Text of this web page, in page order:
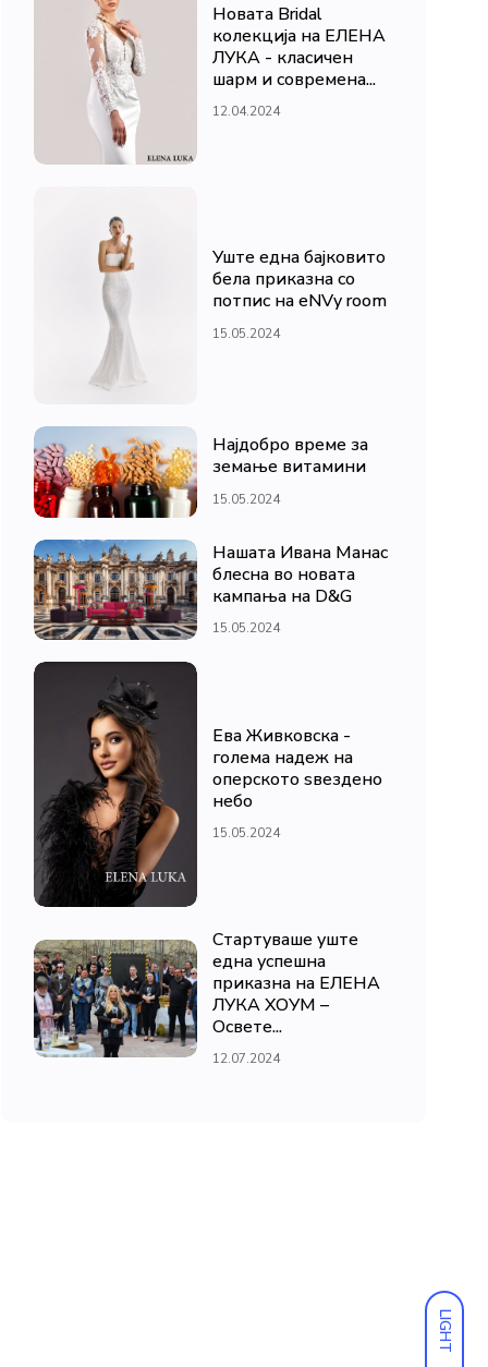
LIGHT
Новата Bridal
колекција на ЕЛЕНА
ЛУКА - класичен
шарм и современа...
12.04.2024
Уште една бајковито
бела приказна со
потпис на eNVy room
15.05.2024
Најдобро време за
земање витамини
15.05.2024
Нашата Ивана Манас
блесна во новата
кампања на D&G
15.05.2024
Ева Живковска -
голема надеж на
оперското ѕвездено
небо
15.05.2024
Стартуваше уште
една успешна
приказна на ЕЛЕНА
ЛУКА ХОУМ –
Освете...
12.07.2024